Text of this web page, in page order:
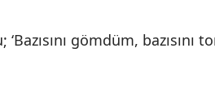
Mersin